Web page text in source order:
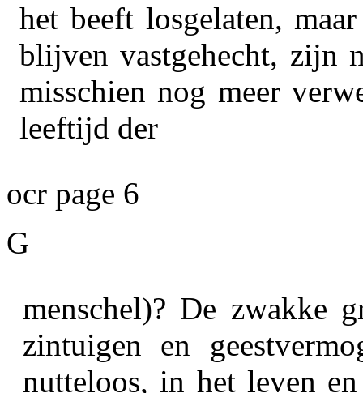
het beeft losgelaten,
blijven vastgehecht, zijn
misschien nog meer
leeftijd der
ocr page 6
G
menschel)? De zwakke
zintuigen en
nutteloos, in het leven